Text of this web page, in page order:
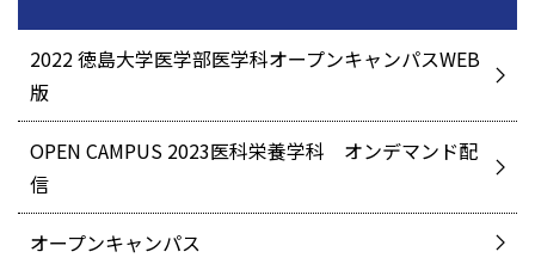
2022 徳島大学医学部医学科オープンキャンパスWEB
版
OPEN CAMPUS 2023医科栄養学科 オンデマンド配
信
オープンキャンパス